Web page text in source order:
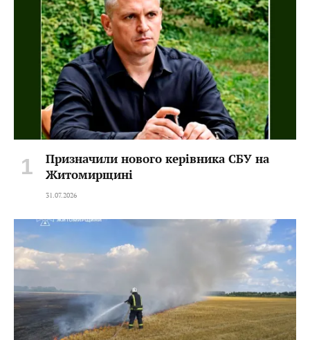
Призначили нового керівника СБУ на
Житомирщині
31.07.2026